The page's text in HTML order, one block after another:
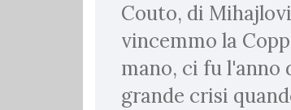
Couto, di
vincemmo la
mano, ci fu l'anno
grande crisi